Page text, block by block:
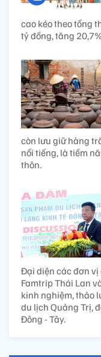
cao kéo theo tổng
tỷ đồng, tăng
còn lưu giữ hàng
nổi tiếng, là tiềm
thôn.
Đại diện các đơn vị
Famtrip Thái Lan
kinh nghiệm, thảo
du lịch Quảng Trị,
Đông - Tây.